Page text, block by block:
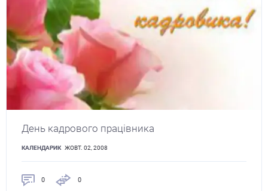
День кадрового працівника
КАЛЕНДАРИК ЖОВТ. 02, 2008
0 0